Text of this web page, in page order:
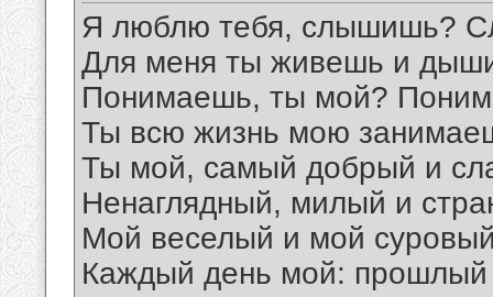
Я люблю тебя, слышишь?
Для меня ты живешь и
Понимаешь, ты мой?
Ты всю жизнь мою
Ты мой, самый добрый и
Ненаглядный, милый и
Мой веселый и мой
Каждый день мой: